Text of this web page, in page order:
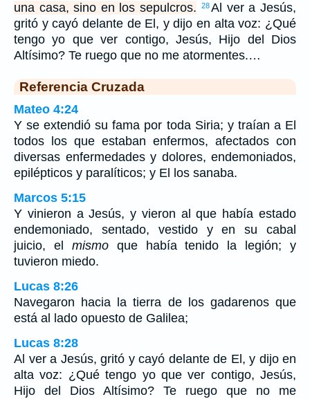
una casa, sino en los sepulcros.
28Al ver a Jesús,
gritó y cayó delante de El, y dijo en alta voz: ¿Qué
tengo yo que ver contigo, Jesús, Hijo del Dios
Altísimo? Te ruego que no me atormentes.…
Referencia Cruzada
Mateo 4:24
Y se extendió su fama por toda Siria; y traían a El
todos los que estaban enfermos, afectados con
diversas enfermedades y dolores, endemoniados,
epilépticos y paralíticos; y El los sanaba.
Marcos 5:15
Y vinieron a Jesús, y vieron al que había estado
endemoniado, sentado, vestido y en su cabal
juicio, el mismoque había tenido la legión; y
tuvieron miedo.
Lucas 8:26
Navegaron hacia la tierra de los gadarenos que
está al lado opuesto de Galilea;
Lucas 8:28
Al ver a Jesús, gritó y cayó delante de El, y dijo en
alta voz: ¿Qué tengo yo que ver contigo, Jesús,
Hijo del Dios Altísimo? Te ruego que no me